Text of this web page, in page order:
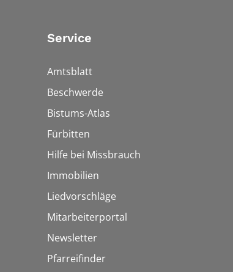
Service
Amtsblatt
Beschwerde
Bistums-Atlas
Fürbitten
Hilfe bei Missbrauch
Immobilien
Liedvorschläge
Mitarbeiterportal
Newsletter
Pfarreifinder